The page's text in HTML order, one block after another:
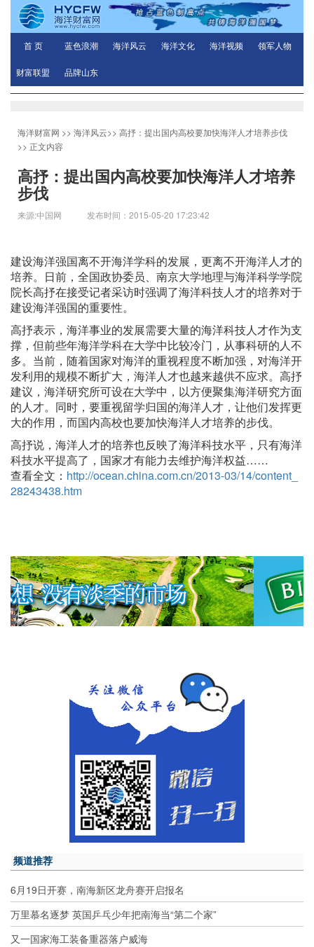
首 页 蓝色浪潮 海洋风云 海洋文化 海洋视频 领军人物
财富联盟 品牌山东
海洋财富网 >> 海洋风云>> 高抒：提出国内高校要加快海洋人才培养步伐
>> 正文内容
高抒：提出国内高校要加快海洋人才培养
步伐
来源:中国网 发布时间：2015-05-20 17:23:42
建设海洋强国离不开海洋学科的发展，更离不开海洋人才的
培养。日前，全国政协委员、南京大学地理与海洋科学学院
院长高抒在接受记者采访时强调了海洋科技人才的培养对于
建设海洋强国的重要性。
高抒表示，海洋事业的发展需要大量的海洋科技人才作为支
撑，但前些年海洋学科在大学中比较冷门，从事科研的人不
多。当前，随着国家对海洋的重视程度不断加强，对海洋开
发利用的规模不断扩大，海洋人才也越来越供不应求。高抒
建议，海洋研究所可设在大学中，以方便聚集海洋研究方面
的人才。同时，要重视留学归国的海洋人才，让他们发挥更
大的作用，而国内高校也要加快海洋人才培养的步伐。
高抒说，海洋人才的培养也反映了海洋科技水平，只有海洋
科技水平提高了，国家才有能力去维护海洋权益……
查看全文： http://ocean.china.com.cn/2013-03/14/content_
28243438.htm
频道推荐
6月19日开赛，南海新区龙舟赛开启报名
万里慕名逐梦 英国乒乓少年把南海当“第二个家”
又一国家海工装备重器落户威海